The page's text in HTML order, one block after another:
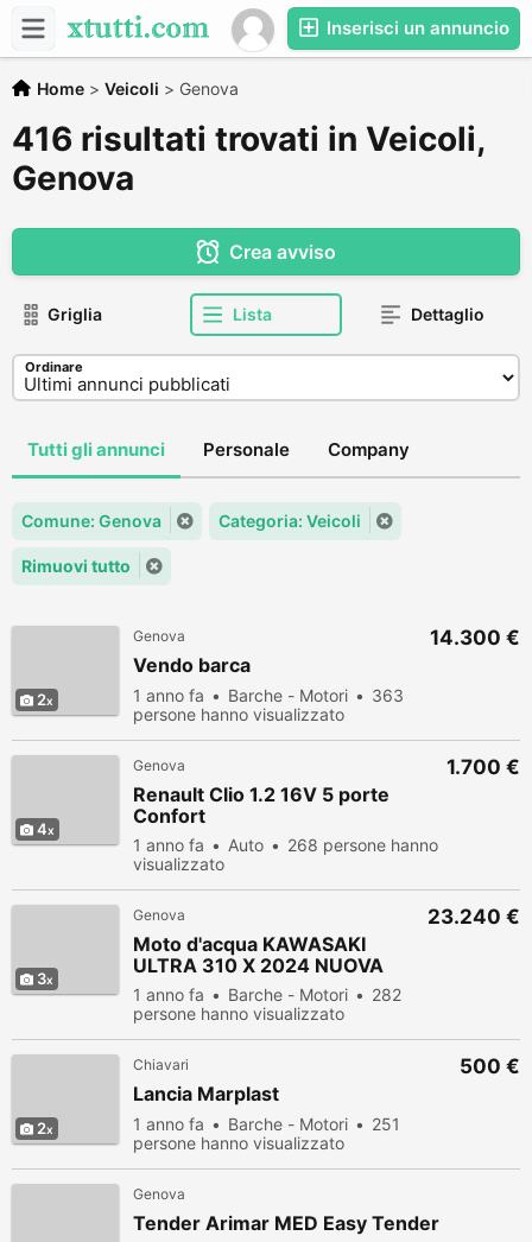
Inserisci un annuncio
Home > Veicoli > Genova
416 risultati trovati in Veicoli,
Genova
Crea avviso
Griglia Lista Dettaglio
Ordinare
Tutti gli annunci Personale Company
Comune: Genova Categoria: Veicoli
Rimuovi tutto
2
Genova
Vendo barca
1 anno fa Barche - Motori
363
persone hanno visualizzato
14.300 €
4
Genova
Renault Clio 1.2 16V 5 porte
Confort
1 anno fa Auto
268 persone hanno
visualizzato
1.700 €
3
Genova
Moto d'acqua KAWASAKI
ULTRA 310 X 2024 NUOVA
1 anno fa Barche - Motori
282
persone hanno visualizzato
23.240 €
2
Chiavari
Lancia Marplast
1 anno fa Barche - Motori
251
persone hanno visualizzato
500 €
Genova
Tender Arimar MED Easy Tender